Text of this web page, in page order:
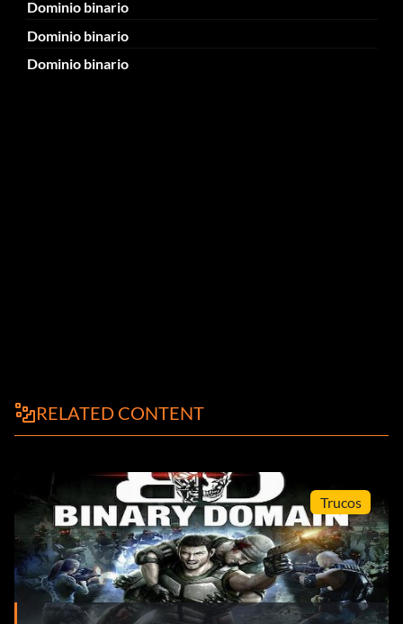
Dominio binario
Dominio binario
Dominio binario
RELATED CONTENT
Trucos